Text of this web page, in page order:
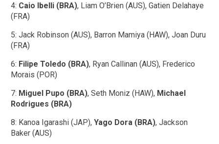
4: Caio Ibelli (BRA), Liam O’Brien (AUS), Gatien Delahaye
(FRA)
5: Jack Robinson (AUS), Barron Mamiya (HAW), Joan Duru
(FRA)
6: Filipe Toledo (BRA), Ryan Callinan (AUS), Frederico
Morais (POR)
7: Miguel Pupo (BRA), Seth Moniz (HAW), Michael
Rodrigues (BRA)
8: Kanoa Igarashi (JAP),Yago Dora (BRA), Jackson
Baker (AUS)